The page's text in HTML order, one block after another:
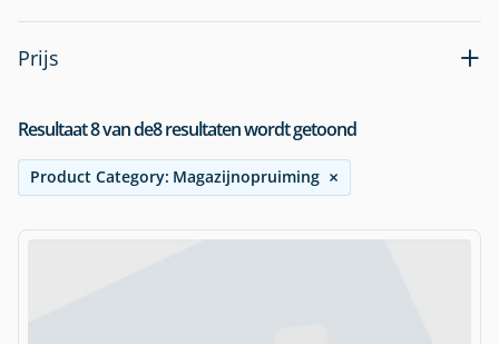
Prijs
Resultaat8van de8resultaten wordt getoond
Product Category: Magazijnopruiming ×